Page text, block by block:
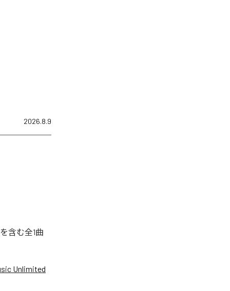
2026.8.9
含む全1曲
Unlimited